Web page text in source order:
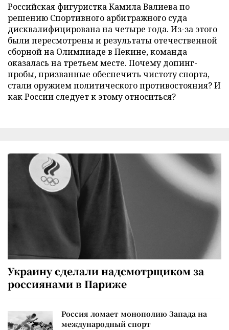
Российская фигуристка Камила Валиева по
решению Спортивного арбитражного суда
дисквалифицирована на четыре года. Из-за этого
были пересмотрены и результаты отечественной
сборной на Олимпиаде в Пекине, команда
оказалась на третьем месте. Почему допинг-
пробы, призванные обеспечить чистоту спорта,
стали оружием политического противостояния? И
как России следует к этому относиться?
Украину сделали надсмотрщиком за
россиянами в Париже
Россия ломает монополию Запада на
международный спорт